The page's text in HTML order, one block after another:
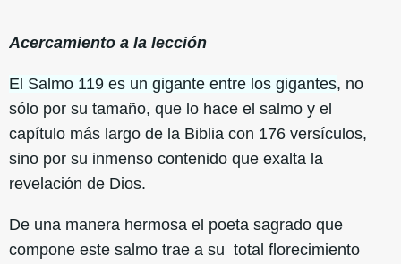
Acercamiento a la lección
El Salmo 119 es un gigante entre los gigantes, no
sólo por su tamaño, que lo hace el salmo y el
capítulo más largo de la Biblia con 176 versículos,
sino por su inmenso contenido que exalta la
revelación de Dios.
De una manera hermosa el poeta sagrado que
compone este salmo trae a su total florecimiento